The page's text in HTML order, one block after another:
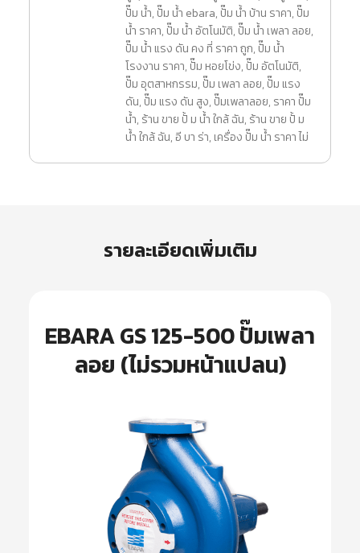
ปั๊ม น้ำ, ปั๊ม น้ำ ebara, ปั๊ม น้ำ บ้าน ราคา, ปั๊ม
น้ำ ราคา, ปั๊ม น้ำ อัตโนมัติ, ปั๊ม น้ำ เพลา ลอย,
ปั๊ม น้ำ แรง ดัน คง ที่ ราคา ถูก, ปั๊ม น้ำ
โรงงาน ราคา, ปั๊ม หอยโข่ง, ปั๊ม อัตโนมัติ,
ปั๊ม อุตสาหกรรม, ปั๊ม เพลา ลอย, ปั๊ม แรง
ดัน, ปั๊ม แรง ดัน สูง, ปั๊มเพลาลอย, ราคา ปั๊ม
น้ำ, ร้าน ขาย ปั้ ม น้ำ ใกล้ ฉัน, ร้าน ขาย ปั้ ม
น้ํา ใกล้ ฉัน, อี บา ร่า, เครื่อง ปั๊ม น้ำ ราคา ไม่
รายละเอียดเพิ่มเติม
EBARA GS 125-500 ปั๊มเพลา
ลอย (ไม่รวมหน้าแปลน)